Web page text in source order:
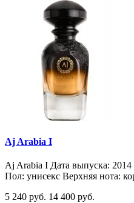
Aj Arabia I
Aj Arabia I Дата выпуска:
Пол: унисекс Верхняя нота:
5 240 руб. 14 400 руб.